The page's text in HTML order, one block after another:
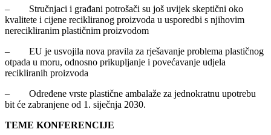
– Stručnjaci i građani potrošači su još uvijek skeptični oko
kvalitete i cijene recikliranog proizvoda u usporedbi s njihovim
nerecikliranim plastičnim proizvodom
– EU je usvojila nova pravila za rješavanje problema plastičnog
otpada u moru, odnosno prikupljanje i povećavanje udjela
recikliranih proizvoda
– Određene vrste plastične ambalaže za jednokratnu upotrebu
bit će zabranjene od 1. siječnja 2030.
TEME KONFERENCIJE